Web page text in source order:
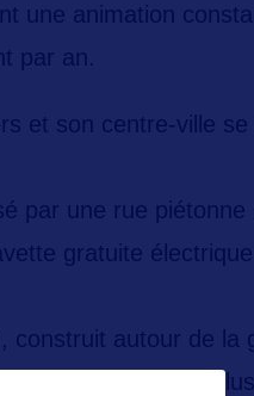
une animation
par an.
et son centre-ville se
par une rue piétonne
gratuite
, construit autour de la
ce titre, beaucoup plus